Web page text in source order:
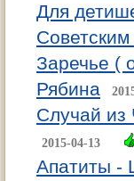
Для
Заречье (
Рябина
Случай
2015-04-13
Апатиты -